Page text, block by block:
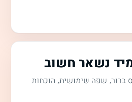
נשאר חשוב
ברור, שפה שימושית, הוכחות